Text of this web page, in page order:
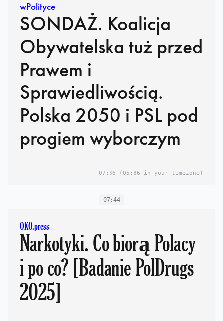
wPolityce
SONDAŻ. Koalicja
Obywatelska tuż przed
Prawem i
Sprawiedliwością.
Polska 2050 i PSL pod
progiem wyborczym
07:36 (05:36 in your timezone)
07:44
OKO.press
Narkotyki. Co biorą Polacy
i po co? [Badanie PolDrugs
2025]